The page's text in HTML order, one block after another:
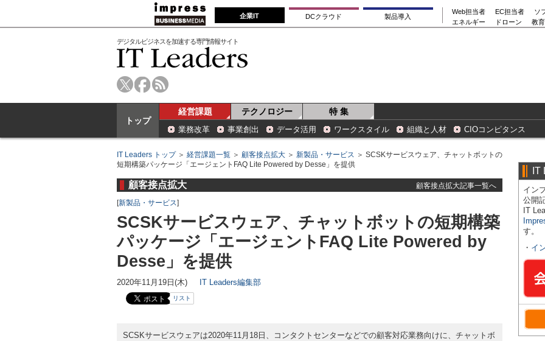
企業IT DCクラウド 製品導入
Web担当者 EC担当者
ソ
エネルギー
ドローン 教
デジタルビジネスを加速する専門情報サイト
トップ
経営課題 テクノロジー 特 集
業務改革 事業創出 データ活用 ワークスタイル 組織と人材 CIOコンピタンス
IT Leaders トップ＞ 経営課題一覧 ＞ 顧客接点拡大 ＞ 新製品・サービス ＞ SCSKサービスウェア、チャットボットの
短期構築パッケージ「エージェントFAQ Lite Powered by Desse」を提供
顧客接点拡大
顧客接点拡大記事一覧へ
[新製品・サービス]
SCSKサービスウェア、チャットボットの短期構築
パッケージ「エージェントFAQ Lite Powered by
Desse」を提供
2020年11月19日(木) IT Leaders編集部
リスト
SCSKサービスウェアは2020年11月18日、コンタクトセンターなどでの顧客対応業務向けに、チャットボ
IT
イン
公開
IT
す。
・ イ